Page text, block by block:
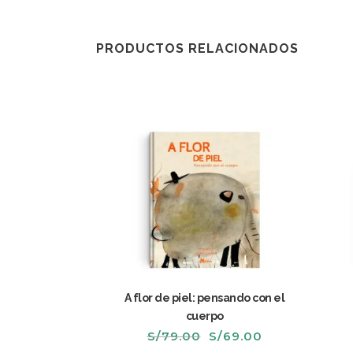
PRODUCTOS RELACIONADOS
A flor de piel: pensando con el
cuerpo
S/79.00 El
S/69.00